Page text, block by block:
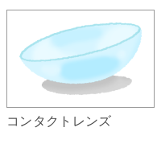
コンタクトレンズ